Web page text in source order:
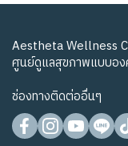
Aestheta Wellness
ศูนย์ดูแลสุขภาพแบบอง
ช่องทางติดต่ออื่นๆ